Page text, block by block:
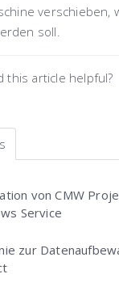
verschieben,
soll.
this article helpful?
von CMW
Service
zur